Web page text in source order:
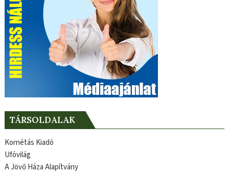
TÁRSOLDALAK
Kornétás Kiadó
Ufóvilág
A Jövő Háza Alapítvány